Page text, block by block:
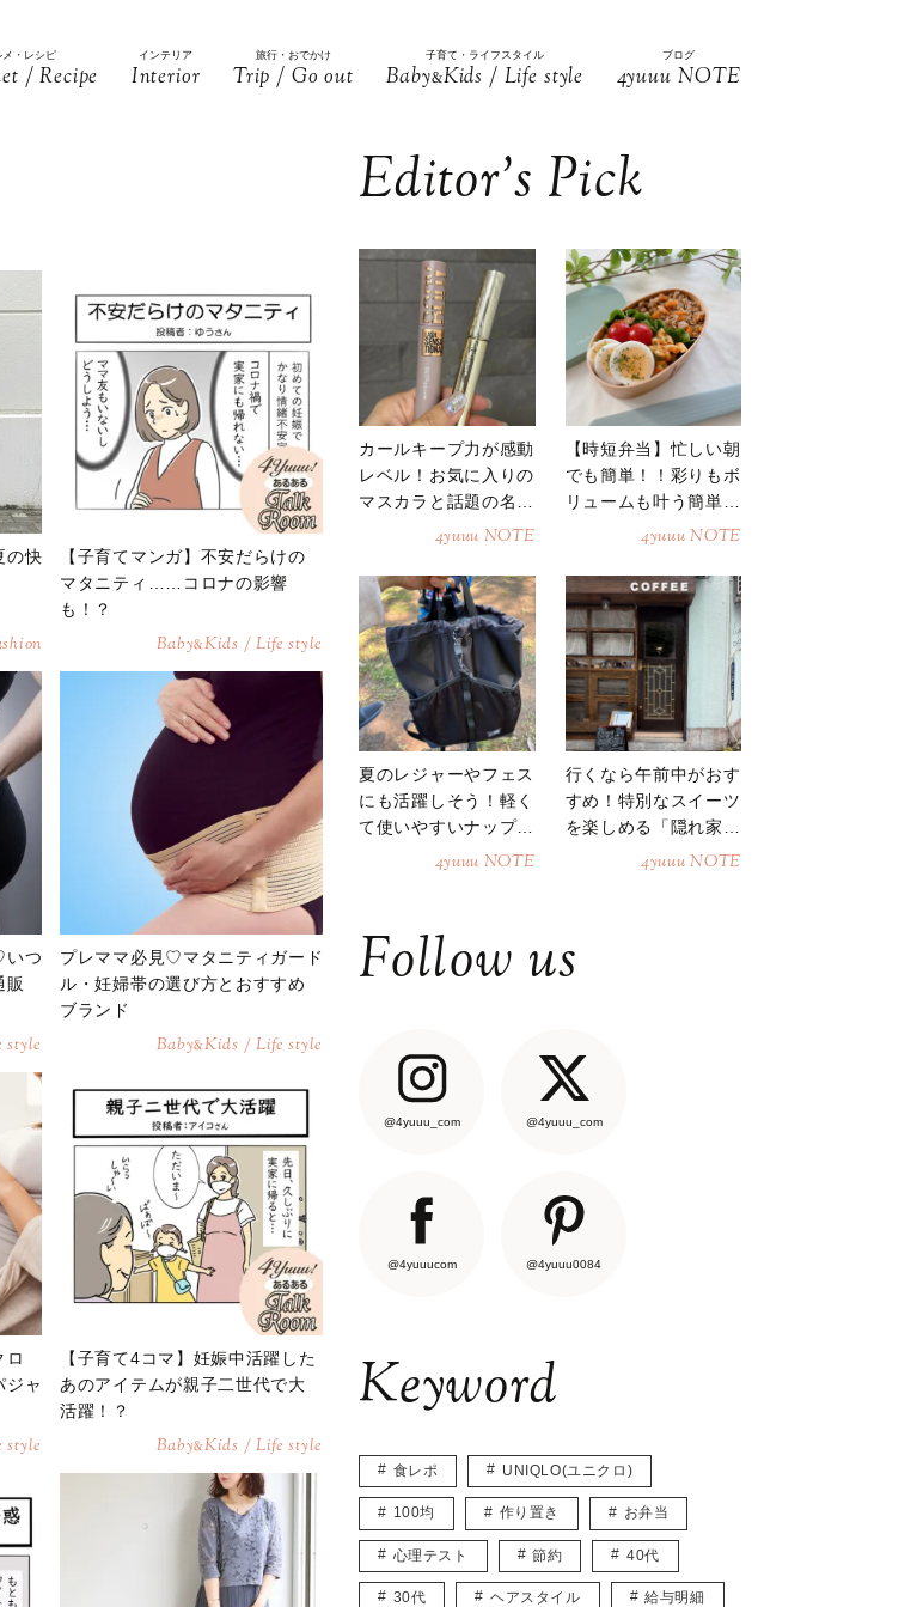
メ・レシピ
/ Recipe
インテリア
Interior
旅行・おでかけ
Trip / Go out
子育て・ライフスタイル
Baby&Kids / Life style
ブログ
4yuuu NOTE
の快
【子育てマンガ】不安だらけの
マタニティ……コロナの影響
も！？
Baby&Kids / Life style
いつ
販
プレママ必見♡マタニティガード
ル・妊婦帯の選び方とおすすめ
ブランド
Baby&Kids / Life style
ロ
ジャ
【子育て4コマ】妊娠中活躍した
あのアイテムが親子二世代で大
活躍！？
Baby&Kids / Life style
Editor’s Pick
カールキープ力が感動
レベル！お気に入りの
マスカラと話題の名品
4yuuu NOTE
【時短弁当】忙しい朝
でも簡単！！彩りもボ
リュームも叶う簡単そ
4yuuu NOTE
夏のレジャーやフェス
にも活躍しそう！軽く
て使いやすいナップサ
4yuuu NOTE
行くなら午前中がおす
すめ！特別なスイーツ
を楽しめる「隠れ家カ
4yuuu NOTE
Follow us
@4yuuu_com @4yuuu_com
@4yuuucom @4yuuu0084
Keyword
食レポ UNIQLO(ユニクロ)
100均 作り置き お弁当
心理テスト 節約 40代
30代 ヘアスタイル 給与明細